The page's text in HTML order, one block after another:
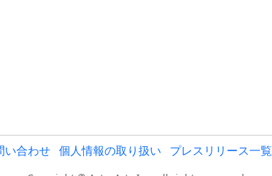
い合わせ 個人情報の取り扱い プレスリリース一覧